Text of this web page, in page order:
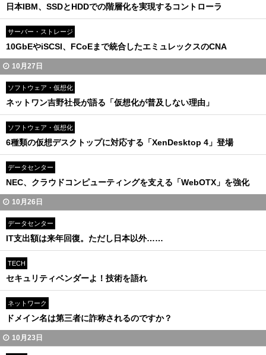
日本IBM、SSDとHDDでの階層化を実現するコントローラ
サーバー・ストレージ
10GbEやiSCSI、FCoEまで統合したエミュレックスのCNA
10月27日
ソフトウェア・仮想化
ネットワン吉野社長が語る「仮想化が普及しない理由」
ソフトウェア・仮想化
6種類の仮想デスクトップに対応する「XenDesktop 4」登場
データセンター
NEC、クラウドコンピューティングを支える「WebOTX」を強化
10月26日
データセンター
IT支出額は来年回復。ただし日本以外……
TECH
セキュリティベンダーよ！技術を語れ
ネットワーク
ドメイン名は第三者に詐称されるのですか？
10月23日